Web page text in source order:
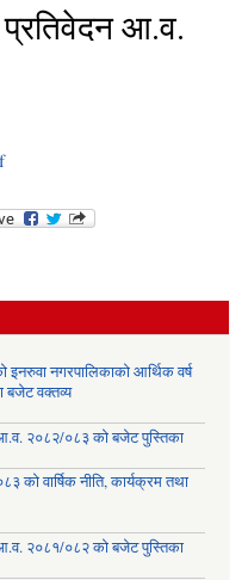
प्रतिवेदन आ.व.
नगरपालिकाको आर्थिक वर्ष
बजेट वक्तव्य
२०८२/०८३ को बजेट पुस्तिका
को वार्षिक नीति, कार्यक्रम तथा
२०८१/०८२ को बजेट पुस्तिका